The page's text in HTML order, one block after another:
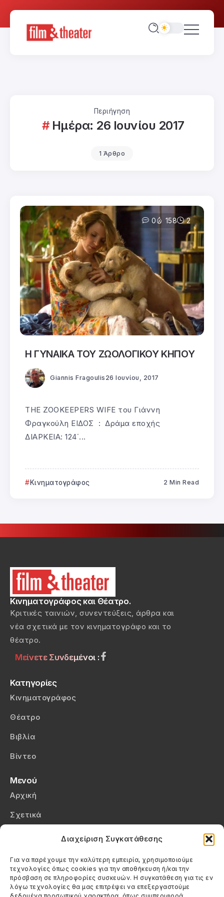
Διαχείριση Συγκατάθεσης
Για να παρέχουμε την καλύτερη εμπειρία, χρησιμοποιούμε
τεχνολογίες όπως cookies για την αποθήκευση ή/και την
πρόσβαση σε πληροφορίες συσκευών. Η συγκατάθεση για τις εν
λόγω τεχνολογίες θα μας επιτρέψει να επεξεργαστούμε
Περιήγηση
Ημέρα: 26 Ιουνίου 2017
1 Άρθρο
0 158 2
Η ΓΥΝΑΙΚΑ ΤΟΥ ΖΩΟΛΟΓΙΚΟΥ ΚΗΠΟΥ
Giannis Fragoulis 26 Ιουνίου, 2017
THE ZOOKEEPERS WIFE του Γιάννη
Φραγκούλη ΕΙΔΟΣ : Δράμα εποχής
ΔΙΑΡΚΕΙΑ: 124΄...
Κινηματογράφος 2 Min Read
Κινηματογράφος και Θέατρο.
Κριτικές ταινιών, συνεντεύξεις, άρθρα και
νέα σχετικά με τον κινηματογράφο και το
θέατρο.
Μείνετε Συνδεμένοι :
Κατηγορίες
Κινηματογράφος
Θέατρο
Βιβλία
Βίντεο
Μενού
Αρχική
Σχετικά
Πολιτική Cookies (ΕΕ)